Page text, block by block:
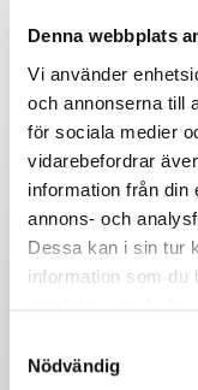
Denna webbplats
Vi använder
och annonserna till
för sociala medier
vidarebefordrar
information från din
annons- och
Dessa kan i sin tur
information som du
Nödvändig
rätt talare
Skicka en
Ditt namn *
Telefon